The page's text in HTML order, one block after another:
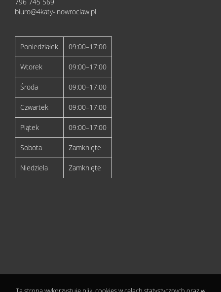
796 745 569
biuro@4katy-inowroclaw.pl
Poniedziałek 09:00–17:00
Wtorek 09:00–17:00
Środa 09:00–17:00
Czwartek 09:00–17:00
Piątek 09:00–17:00
Sobota Zamknięte
Niedziela Zamknięte